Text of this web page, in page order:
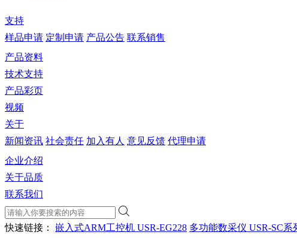
支持
样品申请 定制申请 产品公告 联系销售
产品资料
技术支持
产品彩页
视频
关于
新闻资讯 社会责任 加入有人 意见反馈 代理申请
企业介绍
关于品质
联系我们
快速链接： 嵌入式ARM工控机 USR-EG228 多功能数采仪 USR-SC系